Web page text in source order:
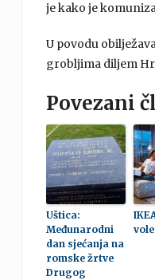
je kako je
U povodu
grobljima diljem
Povezani
Uštica:
Međunarodni
dan sjećanja na
romske žrtve
Drugog